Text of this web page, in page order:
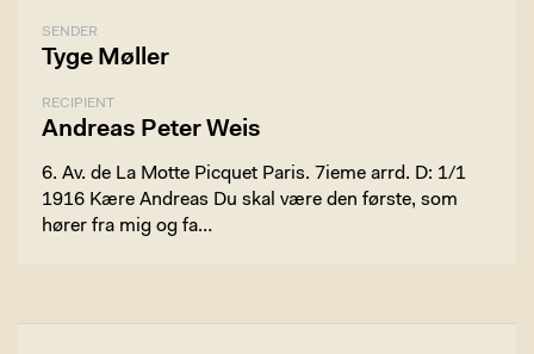
SENDER
Tyge Møller
RECIPIENT
Andreas Peter Weis
6. Av. de La Motte Picquet Paris. 7ieme arrd. D: 1/1
1916 Kære Andreas Du skal være den første, som
hører fra mig og fa…